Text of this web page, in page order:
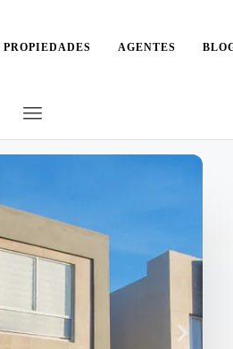
PROPIEDADES AGENTES